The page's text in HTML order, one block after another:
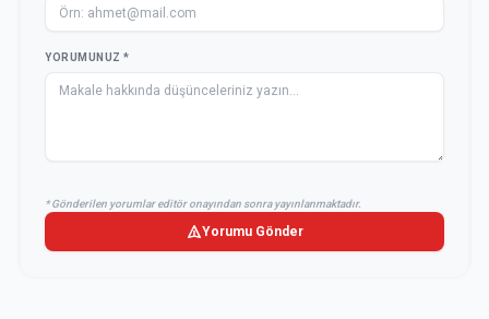
YORUMUNUZ *
* Gönderilen yorumlar editör onayından sonra yayınlanmaktadır.
Yorumu Gönder